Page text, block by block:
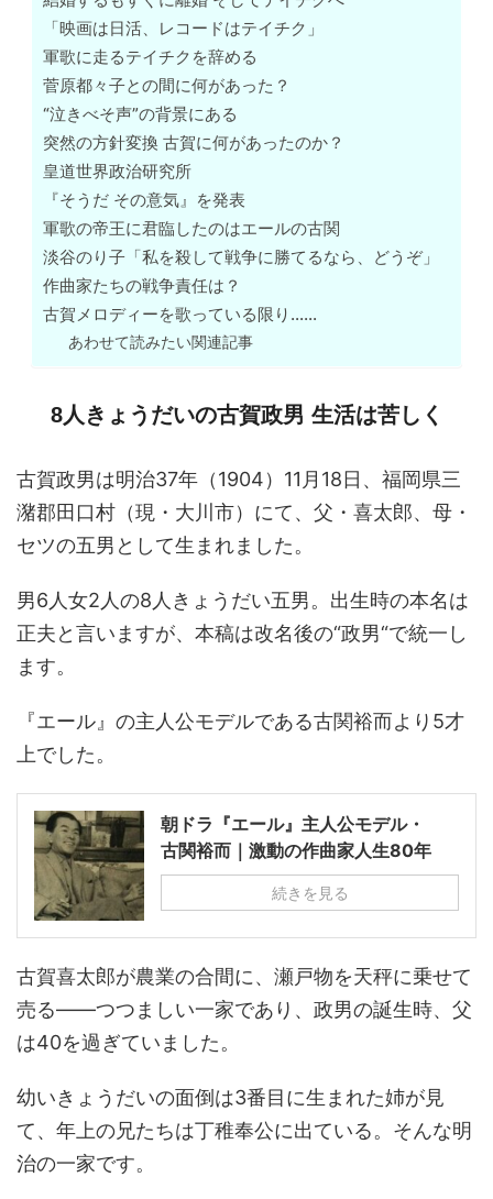
「映画は日活、レコードはテイチク」
軍歌に走るテイチクを辞める
菅原都々子との間に何があった？
“泣きべそ声”の背景にある
突然の方針変換 古賀に何があったのか？
皇道世界政治研究所
『そうだ その意気』を発表
軍歌の帝王に君臨したのはエールの古関
淡谷のり子「私を殺して戦争に勝てるなら、どうぞ」
作曲家たちの戦争責任は？
古賀メロディーを歌っている限り……
あわせて読みたい関連記事
8人きょうだいの古賀政男 生活は苦しく
古賀政男は明治37年（1904）11月18日、福岡県三
潴郡田口村（現・大川市）にて、父・喜太郎、母・
セツの五男として生まれました。
男6人女2人の8人きょうだい五男。出生時の本名は
正夫と言いますが、本稿は改名後の“政男“で統一し
ます。
『エール』の主人公モデルである古関裕而より5才
上でした。
朝ドラ『エール』主人公モデル・
古関裕而｜激動の作曲家人生80年
続きを見る
古賀喜太郎が農業の合間に、瀬戸物を天秤に乗せて
売る――つつましい一家であり、政男の誕生時、父
は40を過ぎていました。
幼いきょうだいの面倒は3番目に生まれた姉が見
て、年上の兄たちは丁稚奉公に出ている。そんな明
治の一家です。